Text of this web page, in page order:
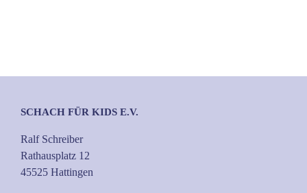
SCHACH FÜR KIDS E.V.
Ralf Schreiber
Rathausplatz 12
45525 Hattingen